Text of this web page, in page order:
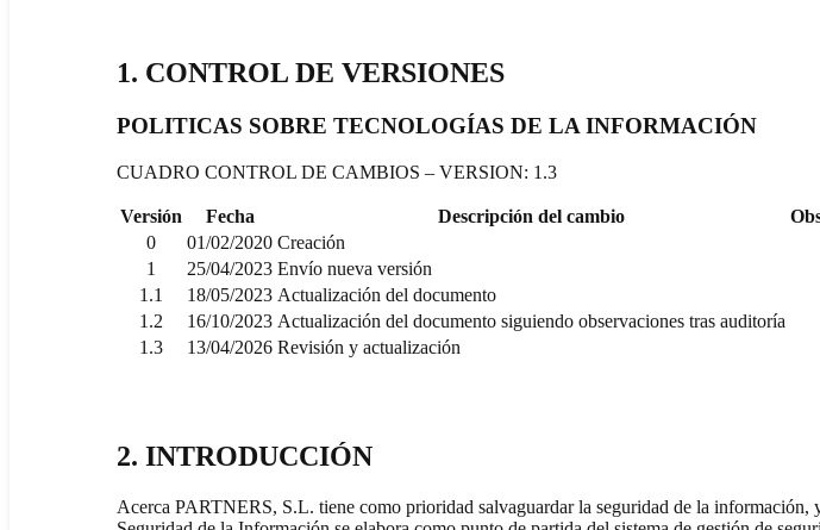
1. CONTROL DE VERSIONES
POLITICAS SOBRE TECNOLOGÍAS DE LA INFORMACIÓN
CUADRO CONTROL DE CAMBIOS – VERSION: 1.3
Versión Fecha Descripción del cambio
0
01/02/2020 Creación
1
25/04/2023 Envío nueva versión
1.1
18/05/2023 Actualización del documento
1.2
16/10/2023 Actualización del documento siguiendo observaciones tras auditoría
1.3
13/04/2026 Revisión y actualización
2. INTRODUCCIÓN
Acerca PARTNERS, S.L. tiene como prioridad salvaguardar la seguridad de la información,